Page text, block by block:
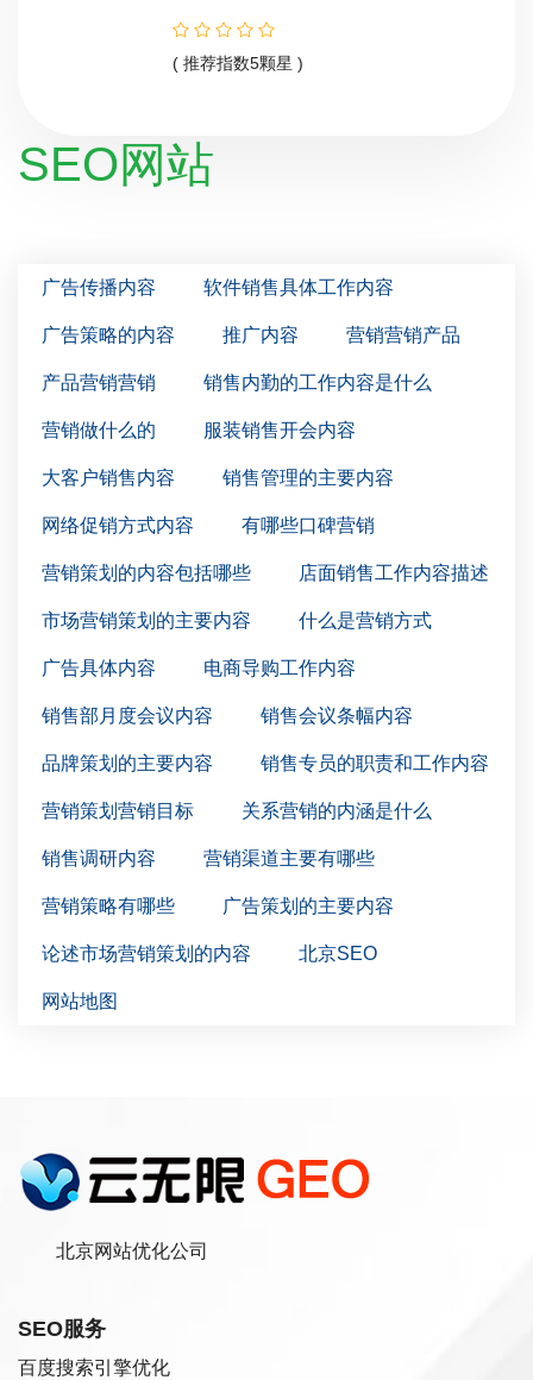
( 推荐指数5颗星 )
SEO网站
广告传播内容 软件销售具体工作内容
广告策略的内容 推广内容 营销营销产品
产品营销营销 销售内勤的工作内容是什么
营销做什么的 服装销售开会内容
大客户销售内容 销售管理的主要内容
网络促销方式内容 有哪些口碑营销
营销策划的内容包括哪些 店面销售工作内容描述
市场营销策划的主要内容 什么是营销方式
广告具体内容 电商导购工作内容
销售部月度会议内容 销售会议条幅内容
品牌策划的主要内容 销售专员的职责和工作内容
营销策划营销目标 关系营销的内涵是什么
销售调研内容 营销渠道主要有哪些
营销策略有哪些 广告策划的主要内容
论述市场营销策划的内容 北京SEO
网站地图
北京网站优化公司
SEO服务
百度搜索引擎优化